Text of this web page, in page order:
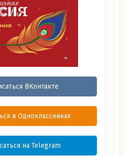
ВКонтакте
в Одноклассниках
на Telegram